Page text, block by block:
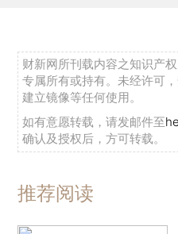
财新网所刊载内容之知识产
专属所有或持有。未经许可
建立镜像等任何使用。
如有意愿转载，请发邮件至
确认及授权后，方可转载。
推荐阅读